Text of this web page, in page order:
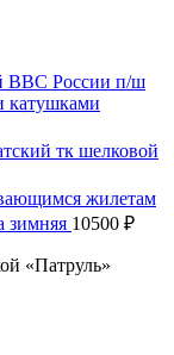
ВВС России п/ш
катушками
тк шелковой
жилетам
зимняя 10500 ₽
«Патруль»